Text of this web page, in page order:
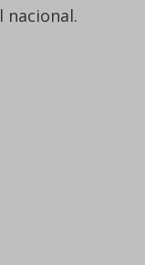
nacional.